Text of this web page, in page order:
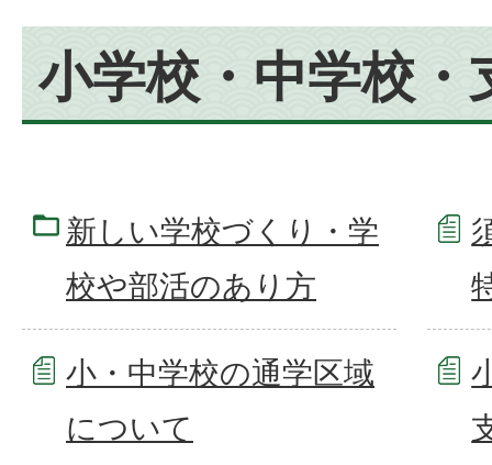
小学校・中学校・
新しい学校づくり・学
校や部活のあり方
小・中学校の通学区域
について